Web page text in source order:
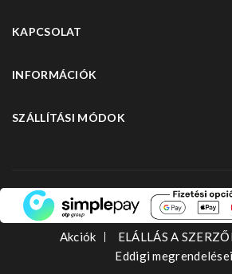
KAPCSOLAT
INFORMÁCIÓK
SZÁLLÍTÁSI MÓDOK
Akciók
ELÁLLÁS A
Eddigi